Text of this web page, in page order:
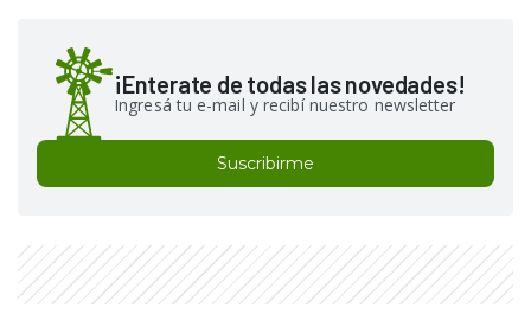
¡Enterate de todas las novedades!
Ingresá tu e-mail y recibí nuestro newsletter
Suscribirme